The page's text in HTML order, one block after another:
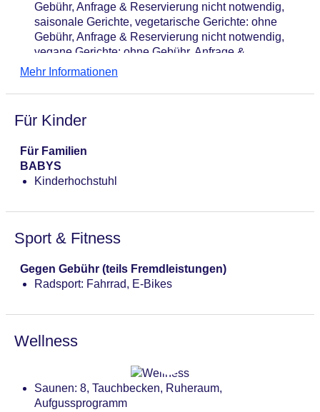
Gebühr, Anfrage & Reservierung nicht notwendig,
saisonale Gerichte, vegetarische Gerichte: ohne
Gebühr, Anfrage & Reservierung nicht notwendig,
vegane Gerichte: ohne Gebühr, Anfrage &
Reservierung nicht notwendig, Buffet, à la carte,
So. 07:00 Uhr - 11:00 Uhr, täglich, täglich 18:00 Uhr
- 22:00 Uhr, drei Essenszeiten am Abend,
klimatisierbar, mit Terrasse, Kinderhochstuhl,
Bars & mehr: 2
Bar „Skylounge“: saisonabhängig, täglich 12:00 Uhr
- 22:00 Uhr, gegen Gebühr
Mehr Informationen
Für Kinder
Für Familien
BABYS
Kinderhochstuhl
Sport & Fitness
Gegen Gebühr (teils Fremdleistungen)
Radsport: Fahrrad, E-Bikes
Wellness
Saunen: 8, Tauchbecken, Ruheraum,
Aufgussprogramm